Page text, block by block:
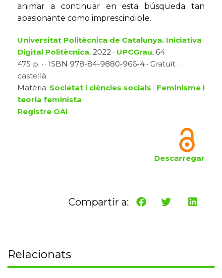
animar a continuar en esta búsqueda tan
apasionante como imprescindible.
Universitat Politècnica de Catalunya. Iniciativa
Digital Politècnica, 2022 · UPCGrau, 64
475 p. · · ISBN 978-84-9880-966-4 · Gratuït ·
castellà
Matèria: Societat i ciències socials : Feminisme i
teoria feminista
Registre OAI
Descarregar
Compartir a:
Relacionats